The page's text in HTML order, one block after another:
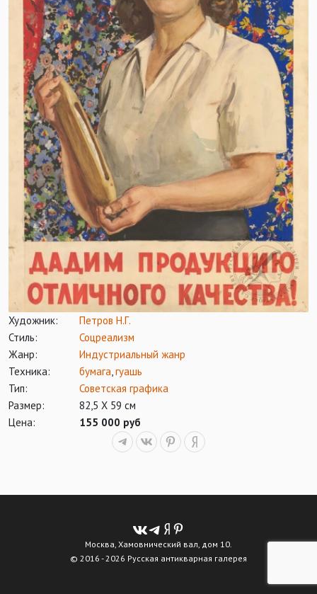
Художник:
Петров Н.Г.
Стиль:
Соцреализм
Жанр:
Индустриальный жанр
Техника:
бумага,гуашь
Тип:
Советская графика
Размер:
82,5 Х 59 см
Цена:
155 000 руб
Москва, Хамовнический вал, дом 10.
© 2016 - 2026 Русская антикварная галерея